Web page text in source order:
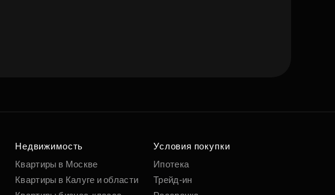
Недвижимость
Квартиры в Москве
Квартиры в Калуге и области
Условия покупки
Ипотека
Трейд-ин